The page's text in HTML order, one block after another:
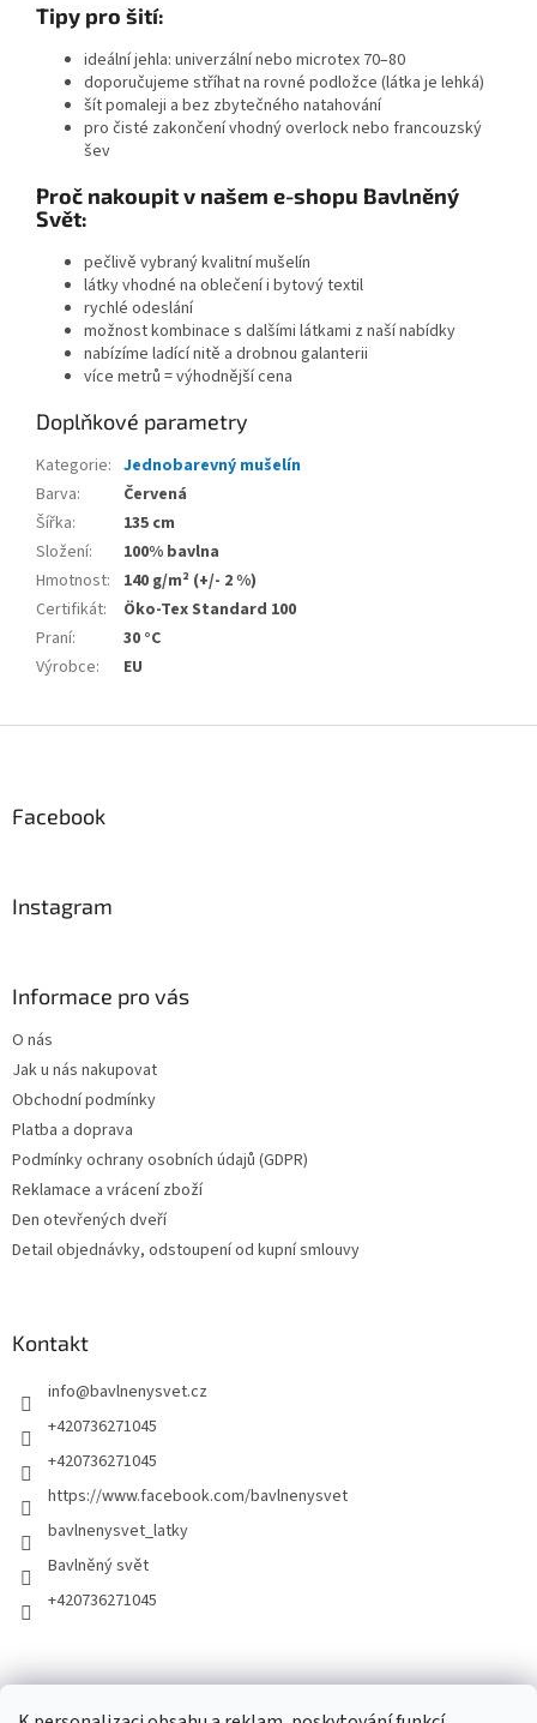
Tipy pro šití:
ideální jehla: univerzální nebo microtex 70–80
doporučujeme stříhat na rovné podložce (látka je lehká)
šít pomaleji a bez zbytečného natahování
pro čisté zakončení vhodný overlock nebo francouzský
šev
Proč nakoupit v našem e-shopu Bavlněný
Svět:
pečlivě vybraný kvalitní mušelín
látky vhodné na oblečení i bytový textil
rychlé odeslání
možnost kombinace s dalšími látkami z naší nabídky
nabízíme ladící nitě a drobnou galanterii
více metrů = výhodnější cena
Doplňkové parametry
Kategorie: Jednobarevný mušelín
Barva:
Červená
Šířka:
135 cm
Složení:
100% bavlna
Hmotnost:
140 g/m² (+/- 2 %)
Certifikát:
Öko-Tex Standard 100
Praní:
30 °C
Výrobce: EU
Facebook
Instagram
Informace pro vás
O nás
Jak u nás nakupovat
Obchodní podmínky
Platba a doprava
Podmínky ochrany osobních údajů (GDPR)
Reklamace a vrácení zboží
Den otevřených dveří
Detail objednávky, odstoupení od kupní smlouvy
Kontakt
info@bavlnenysvet.cz
+420736271045
+420736271045
https://www.facebook.com/bavlnenysvet
bavlnenysvet_latky
Bavlněný svět
+420736271045